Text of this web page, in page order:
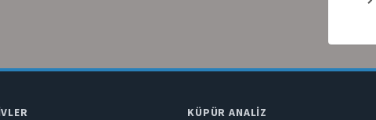
KÜPÜR ANALIZ